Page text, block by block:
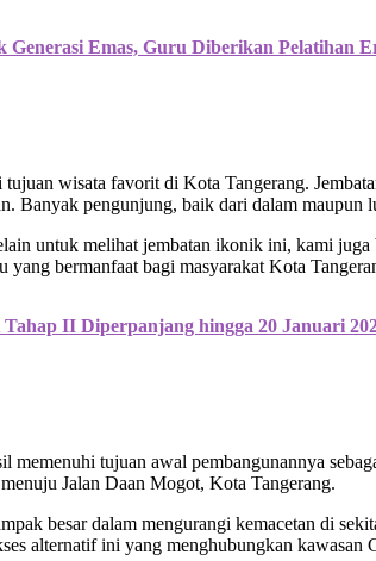
Generasi Emas, Guru Diberikan Pelatihan
wisata favorit di Kota Tangerang.
Banyak pengunjung, baik dari dalam
untuk melihat jembatan ikonik ini, kami
yang bermanfaat bagi masyarakat Kota
Tahap II Diperpanjang hingga 20 Januari
memenuhi tujuan awal pembangunannya
Jalan Daan Mogot, Kota Tangerang.
besar dalam mengurangi kemacetan di
alternatif ini yang menghubungkan